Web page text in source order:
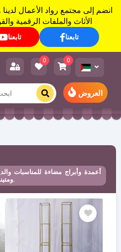
انضم إلى مجتمع رواد الأعمال لدينا
الأثاث والملفات الرقمية
تابعنا تابعنا
0 0
العروض
أعمدة وأبراج مضاءة للمناسبات
ومتينة للخلفيات والمداخل والمسارح.